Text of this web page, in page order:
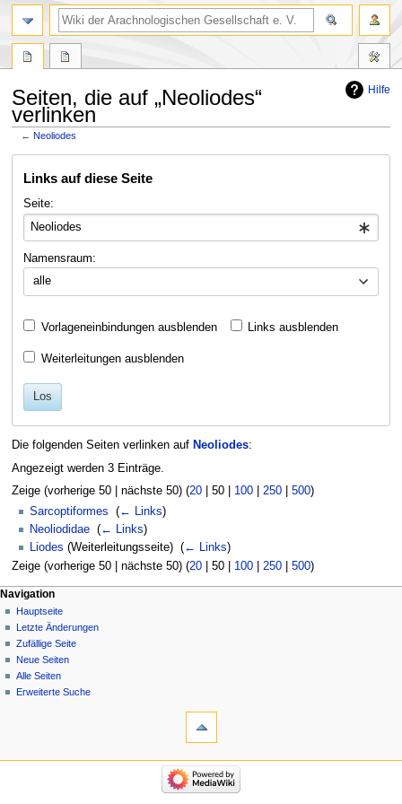
Hilfe
Seiten, die auf „Neoliodes“
verlinken
←Neoliodes
Navigation
Suche
Links auf diese Seite
Seite:
Namensraum:
alle
Vorlageneinbindungen ausblenden Links ausblenden
Weiterleitungen ausblenden
Los
Die folgenden Seiten verlinken auf Neoliodes:
Angezeigt werden 3 Einträge.
Zeige (vorherige 50| nächste 50) (20| 50| 100| 250| 500)
Sarcoptiformes
(← Links)
Neoliodidae (← Links)
Liodes (Weiterleitungsseite) ‎ (← Links)
Zeige (vorherige 50| nächste 50) (20| 50| 100| 250| 500)
Navigation
Hauptseite
Letzte Änderungen
Zufällige Seite
Neue Seiten
Alle Seiten
Erweiterte Suche